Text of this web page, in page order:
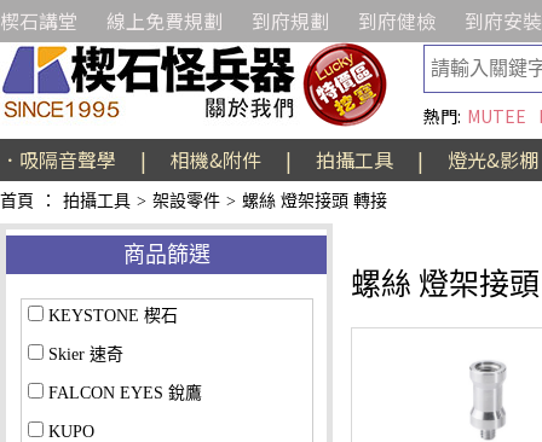
楔石講堂 線上免費規劃 到府規劃 到府健檢 到府安裝
熱門: MUTEE
．吸隔音聲學 | 相機&附件 | 拍攝工具 | 燈光&影棚
首頁 ： 拍攝工具 > 架設零件 > 螺絲 燈架接頭 轉接
商品篩選
KEYSTONE 楔石
Skier 速奇
FALCON EYES 銳鷹
KUPO
螺絲 燈架接